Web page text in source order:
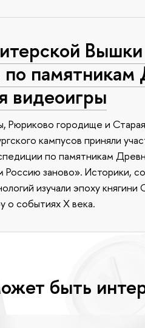
памятникам
видеоигры
Рюриково городище и
кампусов приняли
по памятникам
заново». Историки,
изучали эпоху
о событиях X века.
быть